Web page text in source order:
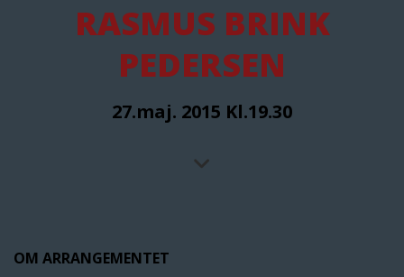
RASMUS BRINK
PEDERSEN
27.maj. 2015 Kl.19.30
OM ARRANGEMENTET